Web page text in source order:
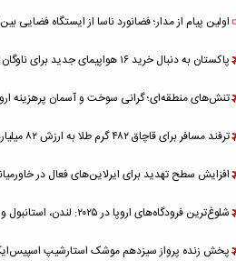
اولین پیام از مدار؛ فضانورد ناسا از ایستگاه فضایی
پاکستان به دنبال خرید ۱۶ هواپیمای جدید برای ناوگان PIA
تنش‌های منطقه‌ای؛ گرانی سوخت و آسمان پرهزینه
ترفند مسافر برای قاچاق ۴۸۲ گرم طلا به ارزش ۸۲ میلیارد ریال
افزایش سطح تهدید برای ایرلاین‌های فعال در
شلوغ‌ترین فرودگاه‌های اروپا در ۲۰۲۵: لندن، استانبول و پاریس
پخش زنده پرواز سیزدهم موشک استارشیپ